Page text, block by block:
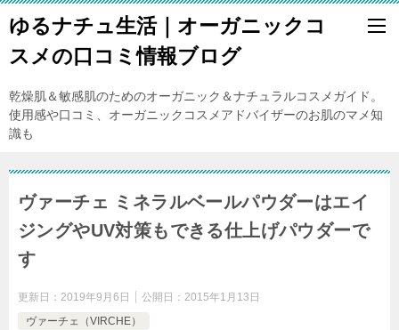
ゆるナチュ生活｜オーガニックコ
スメの口コミ情報ブログ
乾燥肌＆敏感肌のためのオーガニック＆ナチュラルコスメガイド。
使用感や口コミ、オーガニックコスメアドバイザーのお肌のマメ知
識も
ヴァーチェ ミネラルベールパウダーはエイ
ジングやUV対策もできる仕上げパウダーで
す
更新日： 2019年9月6日 公開日： 2015年1月13日
ヴァーチェ（VIRCHE）